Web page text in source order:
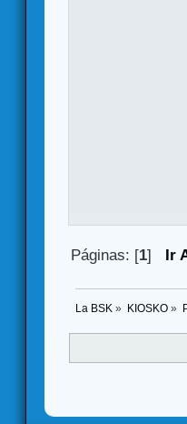
Páginas: [1] Ir
La BSK » KIOSKO»